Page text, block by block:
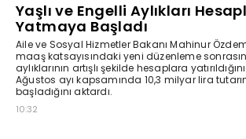
Yaşlı ve Engelli Aylıkları
Yatmaya Başladı
Aile ve Sosyal Hizmetler Bakanı Mahinur
maaş katsayısındaki yeni düzenleme
aylıklarının artışlı şekilde hesaplara
Ağustos ayı kapsamında 10,3 milyar lira
başladığını aktardı.
10:32